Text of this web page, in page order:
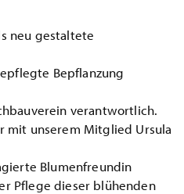
neu gestaltete
Bepflanzung
verantwortlich.
mit unserem Mitglied Ursula
Blumenfreundin
Pflege dieser blühenden